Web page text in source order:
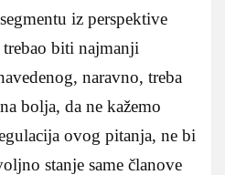
iz perspektive
biti najmanji
naravno, treba
bolja, da ne kažemo
ovog pitanja, ne bi
stanje same članove